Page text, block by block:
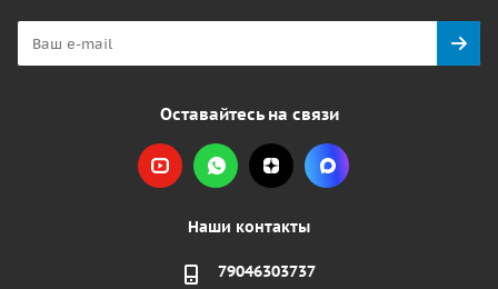
Оставайтесь на связи
Наши контакты
79046303737